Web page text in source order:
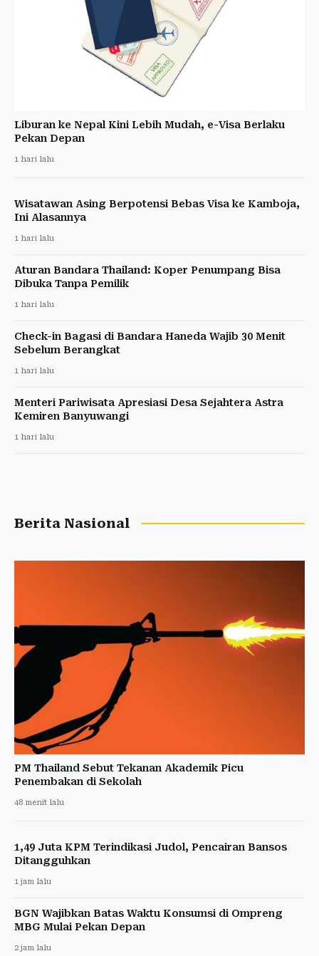
Liburan ke Nepal Kini Lebih Mudah, e-Visa Berlaku
Pekan Depan
1 hari lalu
Wisatawan Asing Berpotensi Bebas Visa ke Kamboja,
Ini Alasannya
1 hari lalu
Aturan Bandara Thailand: Koper Penumpang Bisa
Dibuka Tanpa Pemilik
1 hari lalu
Check-in Bagasi di Bandara Haneda Wajib 30 Menit
Sebelum Berangkat
1 hari lalu
Menteri Pariwisata Apresiasi Desa Sejahtera Astra
Kemiren Banyuwangi
1 hari lalu
Berita Nasional
PM Thailand Sebut Tekanan Akademik Picu
Penembakan di Sekolah
48 menit lalu
1,49 Juta KPM Terindikasi Judol, Pencairan Bansos
Ditangguhkan
1 jam lalu
BGN Wajibkan Batas Waktu Konsumsi di Ompreng
MBG Mulai Pekan Depan
2 jam lalu